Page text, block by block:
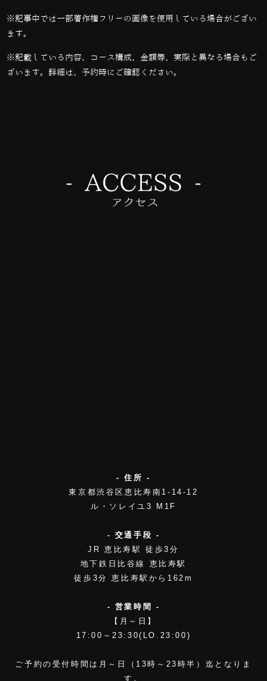
※記事中では一部著作権フリーの画像を使用している場合がござい
ます。
※記載している内容、コース構成、金額等、実際と異なる場合もご
ざいます。詳細は、予約時にご確認ください。
- 住所 -
東京都渋谷区恵比寿南1-14-12
ル・ソレイユ3 M1F
- 交通手段 -
JR 恵比寿駅 徒歩3分
地下鉄日比谷線 恵比寿駅
徒歩3分 恵比寿駅から162m
- 営業時間 -
【月～日】
17:00～23:30(LO.23:00)
ご予約の受付時間は月～日（13時～23時半）迄となりま
す。